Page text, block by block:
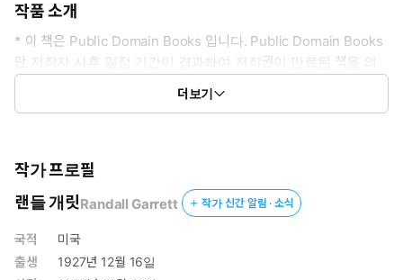
작품 소개
* 이 책은 Public Domain Books 입니다. Public Domain Books
란 저작자 사후 일정 기간이 경과하여 저작권이 만료된 책을 의
미합니다. 회원님께서는 인터넷 상의 기타 사이트를 통해서 이
책을 찾아보실 수도 있습니다.
더보기
작가 프로필
랜들 개릿Randall Garrett 작가 신간 알림 · 소식
국적
미국
출생
1927년 12월 16일